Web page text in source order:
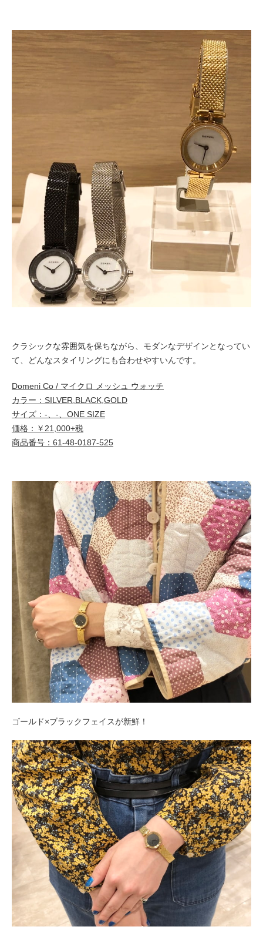
クラシックな雰囲気を保ちながら、モダンなデザインとなってい
て、どんなスタイリングにも合わせやすいんです。
Domeni Co / マイクロ メッシュ ウォッチ
カラー：SILVER,BLACK,GOLD
サイズ：-、-、ONE SIZE
価格：￥21,000+税
商品番号：61-48-0187-525
ゴールド×ブラックフェイスが新鮮！